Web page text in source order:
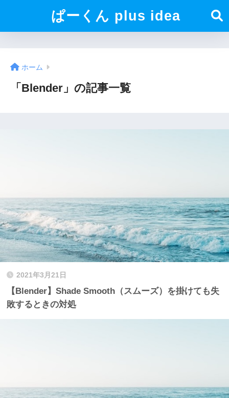
ぱーくん plus idea
ホーム
「Blender」の記事一覧
2021年3月21日
【Blender】Shade Smooth（スムーズ）を掛けても失
敗するときの対処